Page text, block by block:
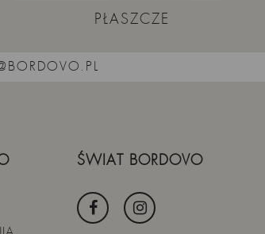
PŁASZCZE
ŚWIAT BORDOVO